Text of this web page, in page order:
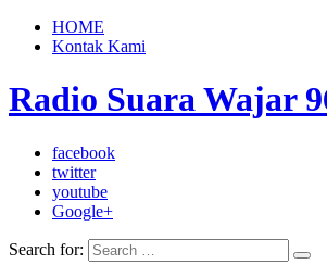
HOME
Kontak Kami
Radio Suara Wajar
facebook
twitter
youtube
Google+
Search for: